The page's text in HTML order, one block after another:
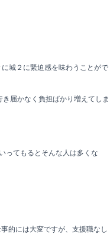
城２に緊迫感を味わうことがで
届かなく負担ばかり増えてしま
ってもるとそんな人は多くな
的には大変ですが、支援職なし